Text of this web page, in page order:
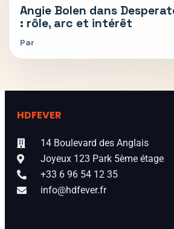
Angie Bolen dans
: rôle, arc et intérêt
Par
HDFEVER
14 Boulevard des Anglais
Joyeux 123 Park 5ème étage
+33 6 96 54 12 35
info@hdfever.fr